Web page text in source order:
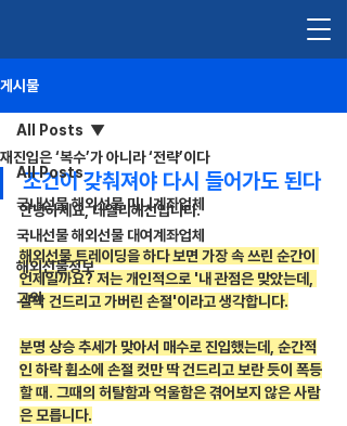
게시물
All Posts
국내선물 해외선물 미니계좌업체
국내선물 해외선물 대여계좌업체
해외선물정보
그외
All Posts
재진입은 ‘복수’가 아니라 ‘전략’이다
조건이 갖춰져야 다시 들어가도 된다
안녕하세요, 데일리해선입니다.
해외선물 트레이딩을 하다 보면 가장 속 쓰린 순간이
언제일까요? 저는 개인적으로 '내 관점은 맞았는데,
살짝 건드리고 가버린 손절'이라고 생각합니다.
분명 상승 추세가 맞아서 매수로 진입했는데, 순간적
인 하락 휩소에 손절 컷만 딱 건드리고 보란 듯이 폭등
할 때. 그때의 허탈함과 억울함은 겪어보지 않은 사람
은 모릅니다.